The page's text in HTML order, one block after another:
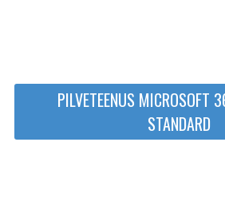
PILVETEENUS MICROSOFT
STANDARD